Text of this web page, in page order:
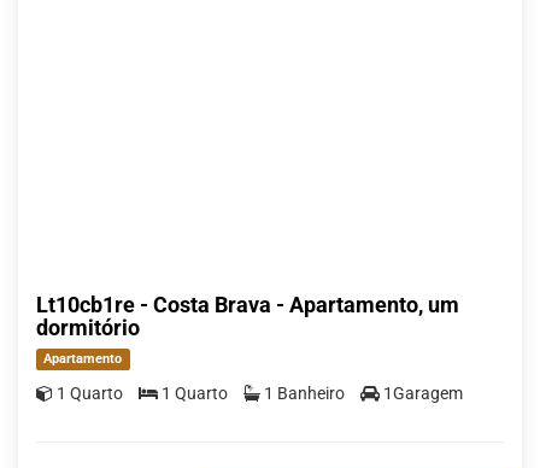
Lt10cb1re - Costa Brava - Apartamento, um
dormitório
Apartamento
1 Quarto 1 Quarto 1 Banheiro 1Garagem